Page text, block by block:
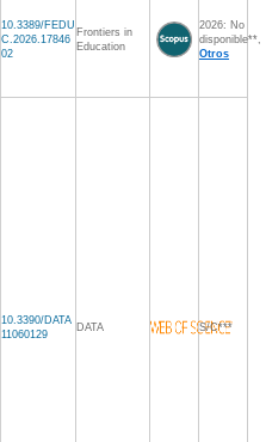
10.3389/FEDU
C.2026.17846
02
Frontiers in
Education
2026: No
disponible**,
Otros
10.3390/DATA
11060129
DATA S/C***